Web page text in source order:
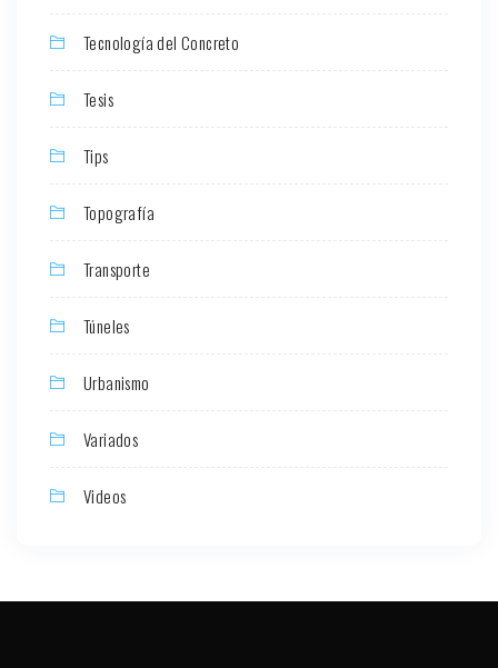
Tecnología del Concreto
Tesis
Tips
Topografía
Transporte
Túneles
Urbanismo
Variados
Videos